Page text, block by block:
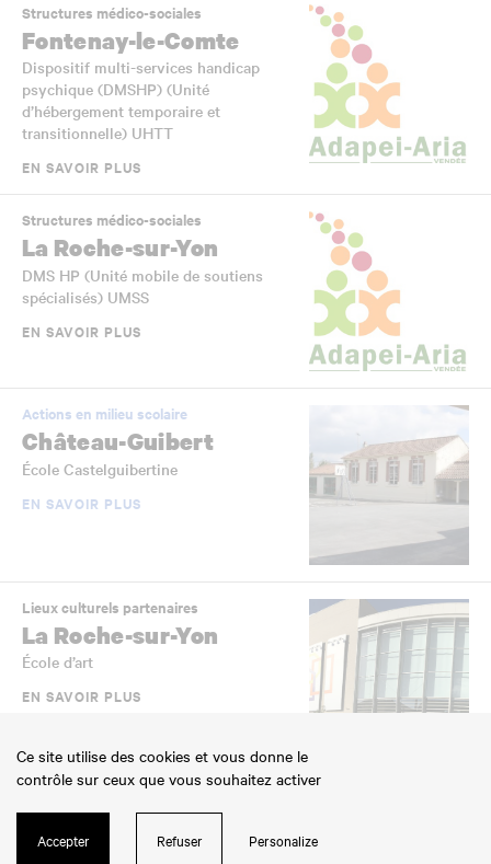
Structures médico-sociales
Fontenay-le-Comte
Dispositif multi-services handicap
psychique (DMSHP) (Unité
d’hébergement temporaire et
transitionnelle) UHTT
EN SAVOIR PLUS
Structures médico-sociales
La Roche-sur-Yon
DMS HP (Unité mobile de soutiens
spécialisés) UMSS
EN SAVOIR PLUS
Actions en milieu scolaire
Château-Guibert
École Castelguibertine
EN SAVOIR PLUS
Lieux culturels partenaires
La Roche-sur-Yon
École d’art
EN SAVOIR PLUS
École de la Pénière
Ce site utilise des cookies et vous donne le
contrôle sur ceux que vous souhaitez activer
Accepter Refuser Personalize